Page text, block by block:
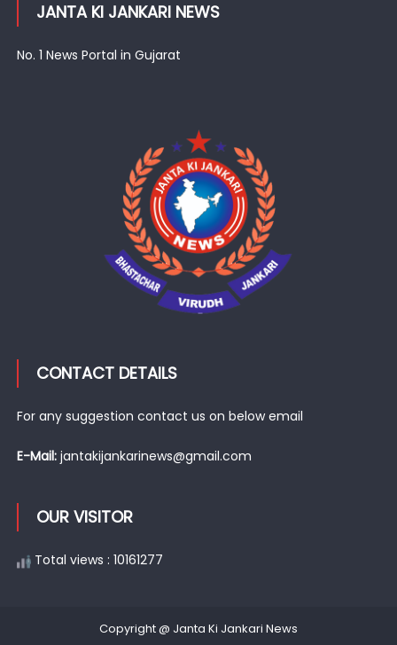
JANTA KI JANKARI NEWS
No. 1 News Portal in Gujarat
CONTACT DETAILS
For any suggestion contact us on below email
E-Mail: jantakijankarinews@gmail.com
OUR VISITOR
Total views : 10161277
Copyright @ Janta Ki Jankari News